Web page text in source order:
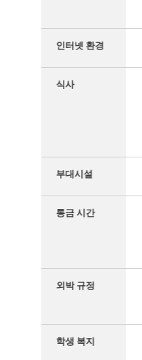
인터넷 환경
식사
부대시설
통금 시간
외박 규정
학생 복지